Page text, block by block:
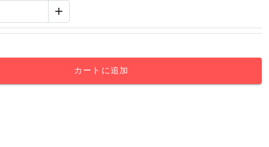
+
カートに追加